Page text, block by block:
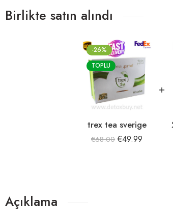
Birlikte satın alındı
-26%
TOPLU
trex tea sverige
€68.00 €49.99
Açıklama